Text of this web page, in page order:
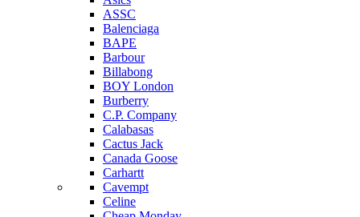
ASSC
Balenciaga
BAPE
Barbour
Billabong
BOY London
Burberry
C.P. Company
Calabasas
Cactus Jack
Canada Goose
Carhartt
Cavempt
Celine